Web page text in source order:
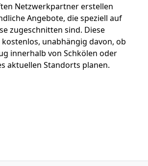
Netzwerkpartner erstellen
Angebote, die speziell auf
zugeschnitten sind. Diese
unabhängig davon, ob
innerhalb von Schkölen oder
aktuellen Standorts planen.